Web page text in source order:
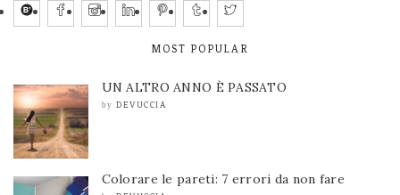
MOST POPULAR
UN ALTRO ANNO È PASSATO
by DEVUCCIA
Colorare le pareti: 7 errori da non fare